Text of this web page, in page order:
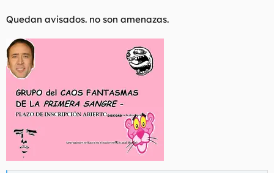
Quedan avisados. no son amenazas.